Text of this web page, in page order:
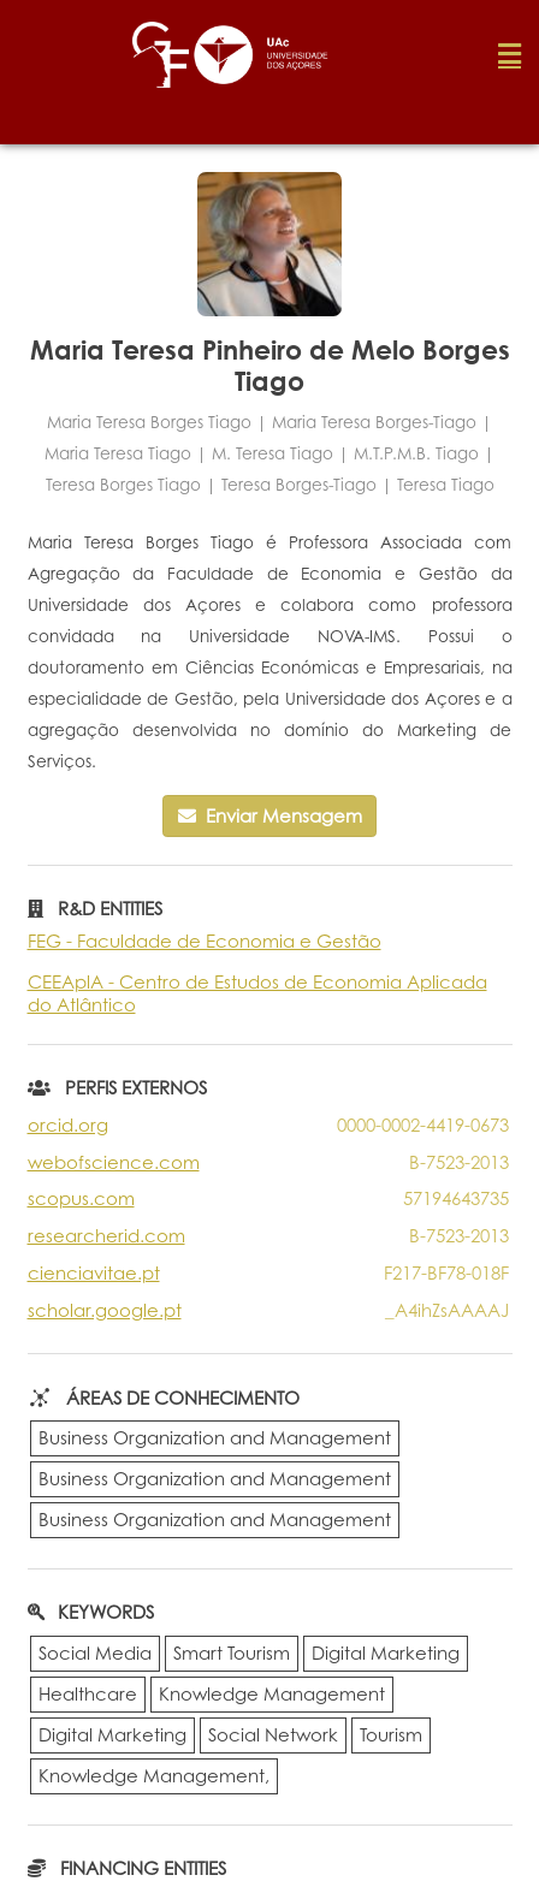
Foundation
Research
Portal do Investigador
Maria Teresa Pinheiro de Melo Borges
Tiago
Maria Teresa Borges Tiago | Maria Teresa Borges-Tiago |
Maria Teresa Tiago | M. Teresa Tiago | M.t.p.m.b. Tiago |
Teresa Borges Tiago | Teresa Borges-Tiago | Teresa Tiago
Maria Teresa Borges Tiago é Professora Associada com
Agregação da Faculdade de Economia e Gestão da
Universidade dos Açores e colabora como professora
convidada na Universidade NOVA-IMS. Possui o
doutoramento em Ciências Económicas e Empresariais, na
especialidade de Gestão, pela Universidade dos Açores e a
agregação desenvolvida no domínio do Marketing de
Serviços.
Enviar Mensagem
R&D ENTITIES
FEG - Faculdade de Economia e Gestão
CEEAplA - Centro de Estudos de Economia Aplicada
do Atlântico
PERFIS EXTERNOS
orcid.org
0000-0002-4419-0673
webofscience.com
B-7523-2013
scopus.com
57194643735
researcherid.com
B-7523-2013
cienciavitae.pt
F217-BF78-018F
scholar.google.pt
_A4ihZsAAAAJ
ÁREAS DE CONHECIMENTO
Business Organization and Management
Business Organization and Management
Business Organization and Management
KEYWORDS
Social Media
Smart Tourism
Digital Marketing
Healthcare
Knowledge Management
Digital Marketing
Social Network
Tourism
Knowledge Management,
FINANCING ENTITIES